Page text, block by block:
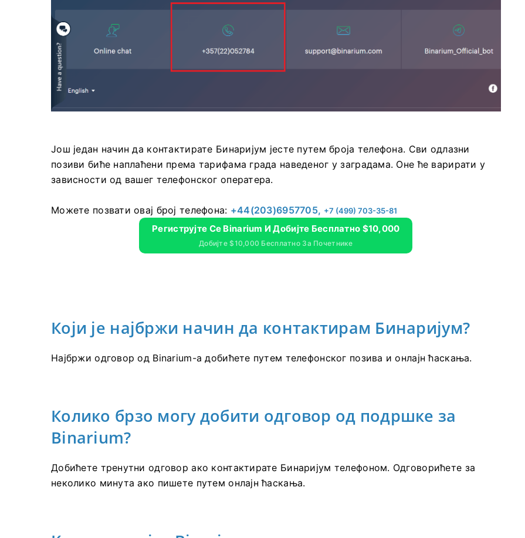
Још један начин да контактирате Бинаријум јесте путем броја телефона. Сви одлазни
позиви биће наплаћени према тарифама града наведеног у заградама. Оне ће варирати у
зависности од вашег телефонског оператера.
Можете позвати овај број телефона: +44(203)6957705, +7 (499) 703-35-81
Региструјте Се Binarium И Добијте Бесплатно $10,000
Добијте $10,000 Бесплатно За Почетнике
Који је најбржи начин да контактирам Бинаријум?
Најбржи одговор од Binarium-а добићете путем телефонског позива и онлајн ћаскања.
Колико брзо могу добити одговор од подршке за
Binarium?
Добићете тренутни одговор ако контактирате Бинаријум телефоном. Одговорићете за
неколико минута ако пишете путем онлајн ћаскања.